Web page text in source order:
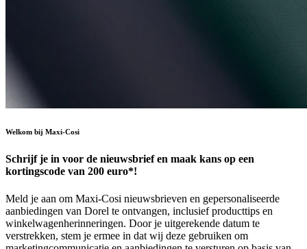
Welkom bij Maxi-Cosi
Schrijf je in voor de nieuwsbrief en maak kans op een
kortingscode van 200 euro*!
Meld je aan om Maxi-Cosi nieuwsbrieven en gepersonaliseerde
aanbiedingen van Dorel te ontvangen, inclusief producttips en
winkelwagenherinneringen. Door je uitgerekende datum te
verstrekken, stem je ermee in dat wij deze gebruiken om